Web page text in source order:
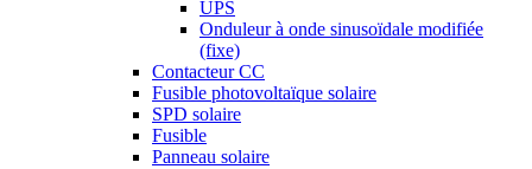
UPS
Onduleur à onde sinusoïdale modifiée
(fixe)
Contacteur CC
Fusible photovoltaïque solaire
SPD solaire
Fusible
Panneau solaire